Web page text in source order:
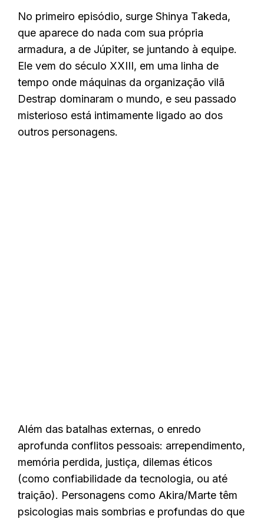
No primeiro episódio, surge Shinya Takeda,
que aparece do nada com sua própria
armadura, a de Júpiter, se juntando à equipe.
Ele vem do século XXIII, em uma linha de
tempo onde máquinas da organização vilã
Destrap dominaram o mundo, e seu passado
misterioso está intimamente ligado ao dos
outros personagens.
Além das batalhas externas, o enredo
aprofunda conflitos pessoais: arrependimento,
memória perdida, justiça, dilemas éticos
(como confiabilidade da tecnologia, ou até
traição). Personagens como Akira/Marte têm
psicologias mais sombrias e profundas do que